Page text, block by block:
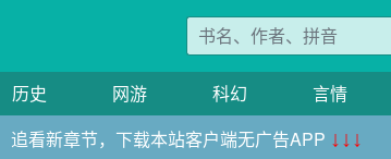
历史 网游 科幻 言情
追看新章节，下载本站客户端无广告APP ↓↓↓